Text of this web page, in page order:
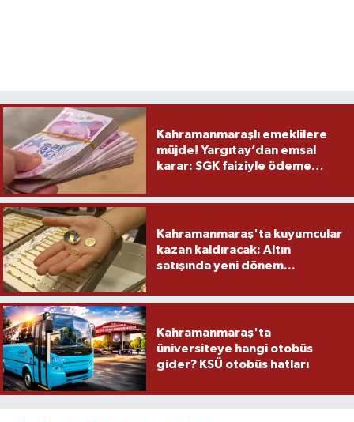
Kahramanmaraşlı emeklilere
müjde! Yargıtay’dan emsal
karar: SGK faiziyle ödeme
Kahramanmaraş'ta kuyumcular
kazan kaldıracak: Altın
satışında yeni dönem...
Kahramanmaraş'ta
üniversiteye hangi otobüs
gider? KSÜ otobüs hatları